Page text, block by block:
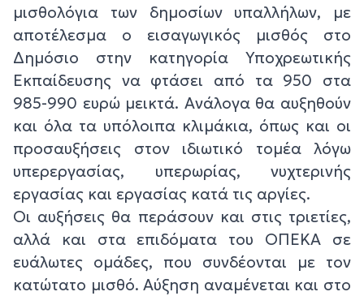
μισθολόγια των δημοσίων υπαλλήλων, με
αποτέλεσμα ο εισαγωγικός μισθός στο
Δημόσιο στην κατηγορία Υποχρεωτικής
Εκπαίδευσης να φτάσει από τα 950 στα
985-990 ευρώ μεικτά. Ανάλογα θα αυξηθούν
και όλα τα υπόλοιπα κλιμάκια, όπως και οι
προσαυξήσεις στον ιδιωτικό τομέα λόγω
υπερεργασίας, υπερωρίας, νυχτερινής
εργασίας και εργασίας κατά τις αργίες.
Οι αυξήσεις θα περάσουν και στις τριετίες,
αλλά και στα επιδόματα του ΟΠΕΚΑ σε
ευάλωτες ομάδες, που συνδέονται με τον
κατώτατο μισθό. Αύξηση αναμένεται και στο